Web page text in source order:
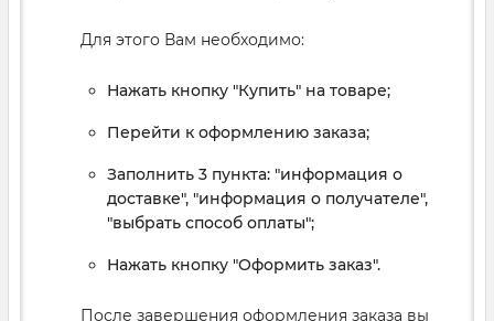
Для этого Вам необходимо:
Нажать кнопку "Купить" на товаре;
Перейти к оформлению заказа;
Заполнить 3 пункта: "информация о
доставке", "информация о получателе",
"выбрать способ оплаты";
Нажать кнопку "Оформить заказ".
После завершения оформления заказа вы